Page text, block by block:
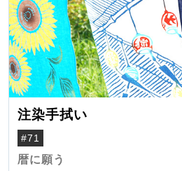
注染手拭い
#71
暦に願う